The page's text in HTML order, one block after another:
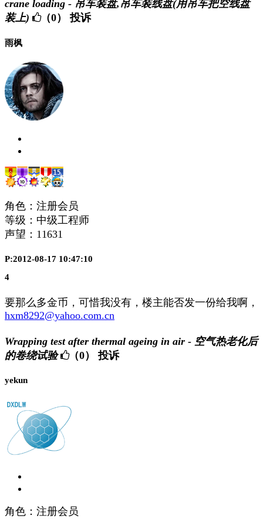
crane loading - 吊车装盘,吊车装线盘(用吊车把空线盘
装上)
（0） 投诉
雨枫
角色：注册会员
等级：中级工程师
声望： 11631
P:2012-08-17 10:47:10
4
要那么多金币，可惜我没有，楼主能否发一份给我啊，
hxm8292@yahoo.com.cn
Wrapping test after thermal ageing in air - 空气热老化后
的卷绕试验
（0） 投诉
yekun
角色：注册会员